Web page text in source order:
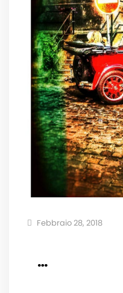
Febbraio 28, 2018
⠀…